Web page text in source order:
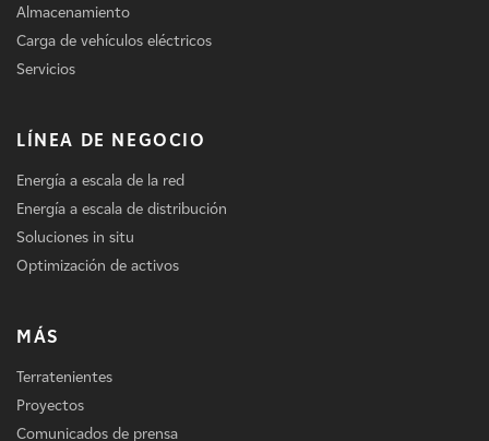
Almacenamiento
Carga de vehículos eléctricos
Servicios
LÍNEA DE NEGOCIO
Energía a escala de la red
Energía a escala de distribución
Soluciones in situ
Optimización de activos
MÁS
Terratenientes
Proyectos
Comunicados de prensa